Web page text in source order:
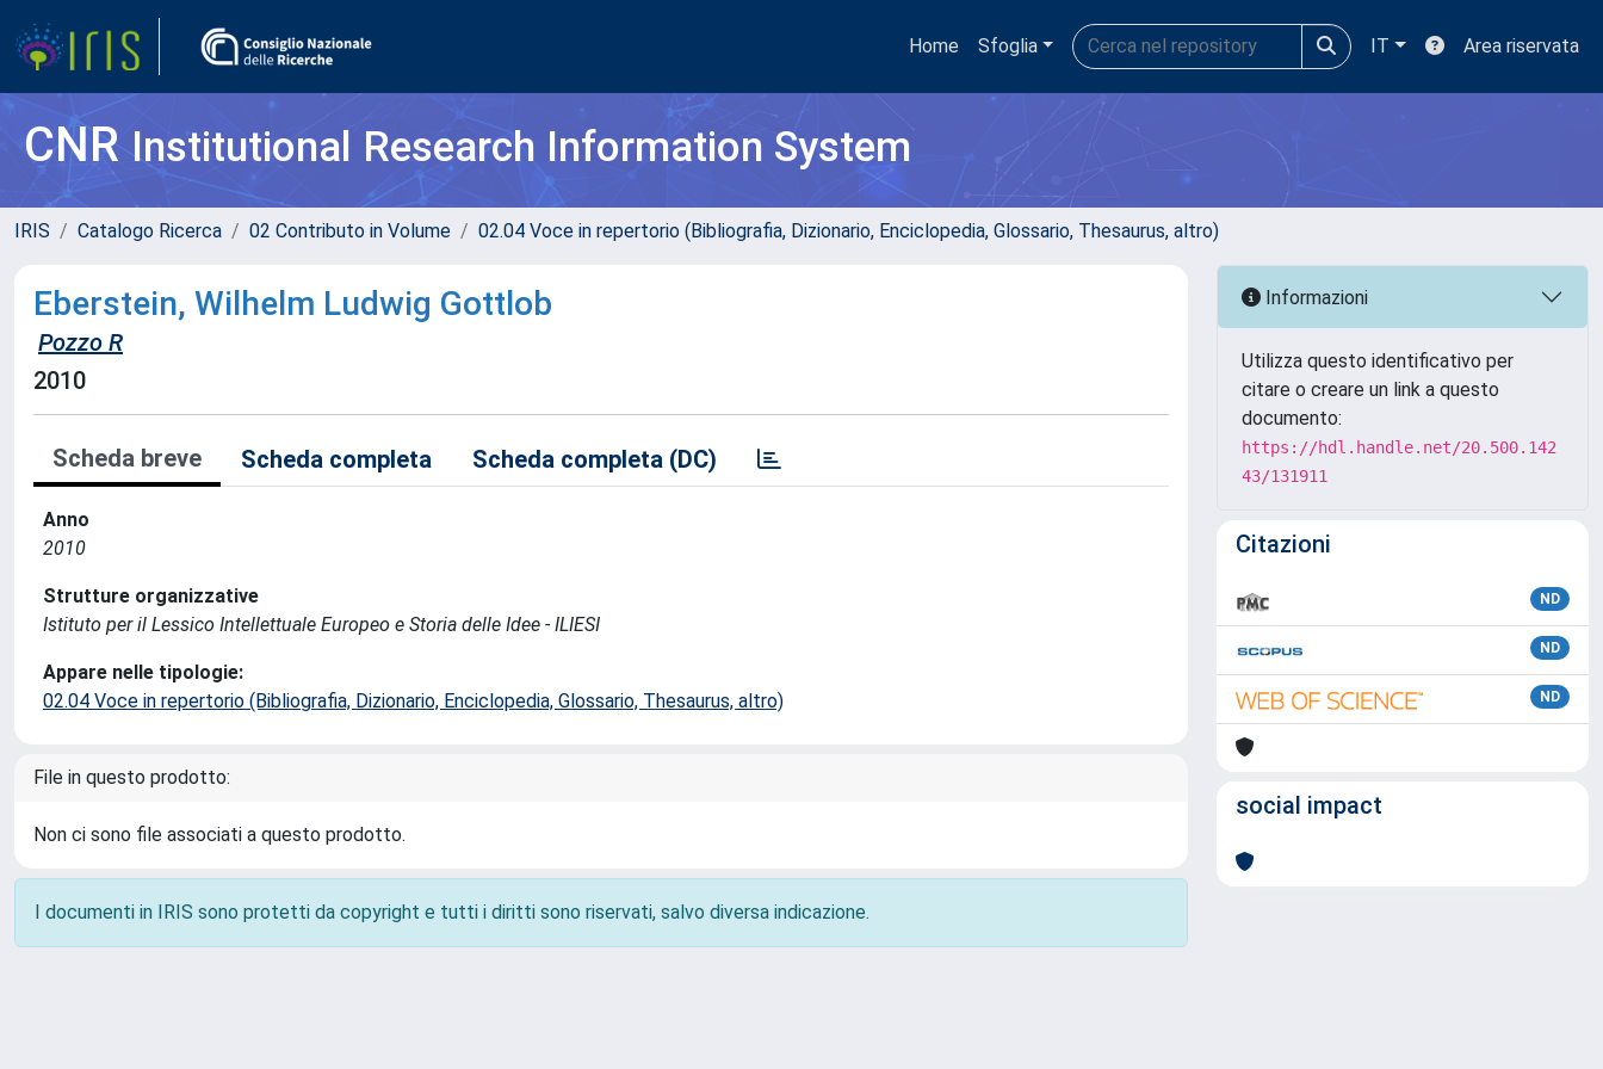
Home Sfoglia IT Area riservata
CNRInstitutional Research Information System
IRIS Catalogo Ricerca 02 Contributo in Volume 02.04 Voce in repertorio (Bibliografia, Dizionario, Enciclopedia, Glossario, Thesaurus, altro)
Eberstein, Wilhelm Ludwig Gottlob
Pozzo R
2010
Scheda breve Scheda completa Scheda completa (DC)
Anno
2010
Strutture organizzative
Istituto per il Lessico Intellettuale Europeo e Storia delle Idee - ILIESI
Appare nelle tipologie:
02.04 Voce in repertorio (Bibliografia, Dizionario, Enciclopedia, Glossario, Thesaurus, altro)
File in questo prodotto:
Non ci sono file associati a questo prodotto.
I documenti in IRIS sono protetti da copyright e tutti i diritti sono riservati, salvo diversa indicazione.
Informazioni
Utilizza questo identificativo per
citare o creare un link a questo
documento:
https://hdl.handle.net/20.500.142
43/131911
Citazioni
ND
ND
ND
social impact